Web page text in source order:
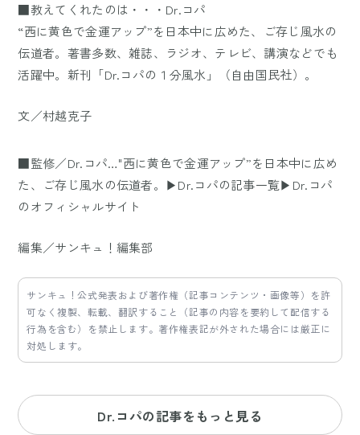
■教えてくれたのは・・・Dr.コパ
“西に黄色で金運アップ”を日本中に広めた、ご存じ風水の
伝道者。著書多数、雑誌、ラジオ、テレビ、講演などでも
活躍中。新刊「Dr.コパの１分風水」（自由国民社）。
文／村越克子
■監修／Dr.コパ…"西に黄色で金運アップ”を日本中に広め
た、ご存じ風水の伝道者。 ▶Dr.コパの記事一覧▶Dr.コパ
のオフィシャルサイト
編集／サンキュ！編集部
サンキュ！公式発表および著作権（記事コンテンツ・画像等）を許
可なく複製、転載、翻訳すること（記事の内容を要約して配信する
行為を含む）を禁止します。著作権表記が外された場合には厳正に
対処します。
Dr.コパの記事をもっと見る